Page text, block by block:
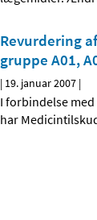
Revurdering
gruppe A01,
| 19. januar 2007 |
I forbindelse
har